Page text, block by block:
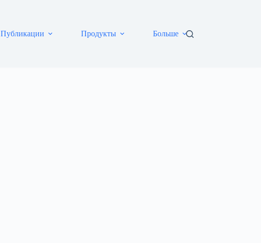
Публикации Продукты Больше